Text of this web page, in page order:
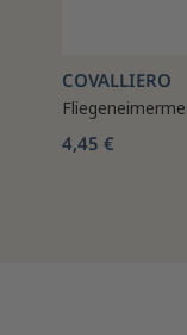
COVALLIERO
4,45 €